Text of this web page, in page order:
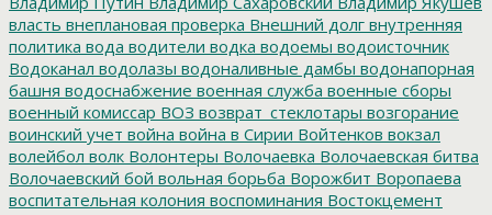
власть внеплановая проверка Внешний долг внутренняя
политика вода водители водка водоемы водоисточник
Водоканал водолазы водоналивные дамбы водонапорная
башня водоснабжение военная служба военные сборы
военный комиссар ВОЗ возврат_стеклотары возгорание
воинский учет война война в Сирии Войтенков вокзал
волейбол волк Волонтеры Волочаевка Волочаевская битва
Волочаевский бой вольная борьба Ворожбит Воропаева
воспитательная колония воспоминания Востокцемент